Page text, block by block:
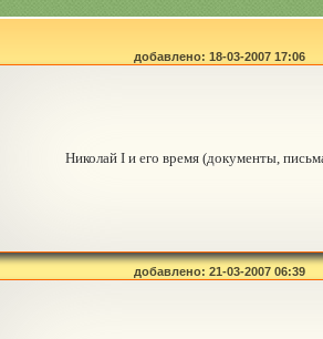
добавлено: 18-03-2007 17:06
Николай I и его время (документы,
добавлено: 21-03-2007 06:39